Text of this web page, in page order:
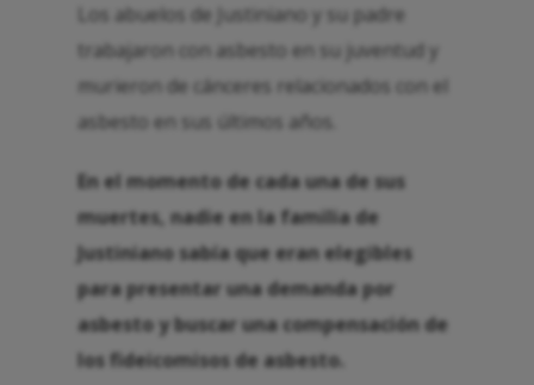
Los abuelos de Justiniano y su padre
trabajaron con asbesto en su juventud y
murieron de cánceres relacionados con el
asbesto en sus últimos años.
En el momento de cada una de sus
muertes, nadie en la familia de
Justiniano sabía que eran elegibles
para presentar una demanda por
asbesto y buscar una compensación de
los fideicomisos de asbesto.